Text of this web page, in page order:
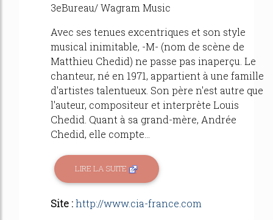
3eBureau/ Wagram Music
Avec ses tenues excentriques et son style
musical inimitable, -M- (nom de scène de
Matthieu Chedid) ne passe pas inaperçu. Le
chanteur, né en 1971, appartient à une famille
d'artistes talentueux. Son père n'est autre que
l'auteur, compositeur et interprète Louis
Chedid. Quant à sa grand-mère, Andrée
Chedid, elle compte...
LIRE LA SUITE
Site :http://www.cia-france.com